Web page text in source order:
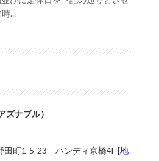
...
ズナブル）
田町1-5-23 ハンディ京橋4F [地